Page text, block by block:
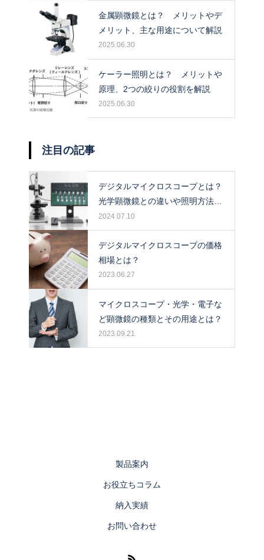
金属顕微鏡とは？ メリットやデ
メリット、主な用途について解説
2025.06.30
ケーラー照明とは？ メリットや
原理、2つの絞りの役割を解説
2025.06.30
注目の記事
デジタルマイクロスコープとは？
光学顕微鏡との違いや照明方法に
ついて解説！
2024.07.10
デジタルマイクロスコープの価格
相場とは？
2023.06.27
マイクロスコープ・光学・電子な
ど顕微鏡の種類とその用途とは？
2023.09.21
製品案内
お役立ちコラム
納入実績
お問い合わせ